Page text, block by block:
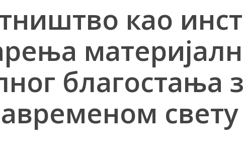
као
благостања
свету